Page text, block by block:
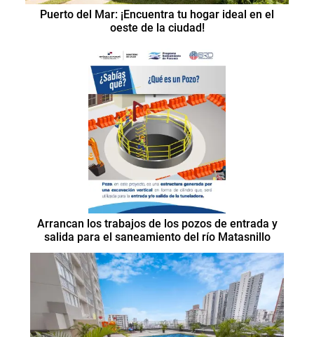
Puerto del Mar: ¡Encuentra tu hogar ideal en el
oeste de la ciudad!
Arrancan los trabajos de los pozos de entrada y
salida para el saneamiento del río Matasnillo